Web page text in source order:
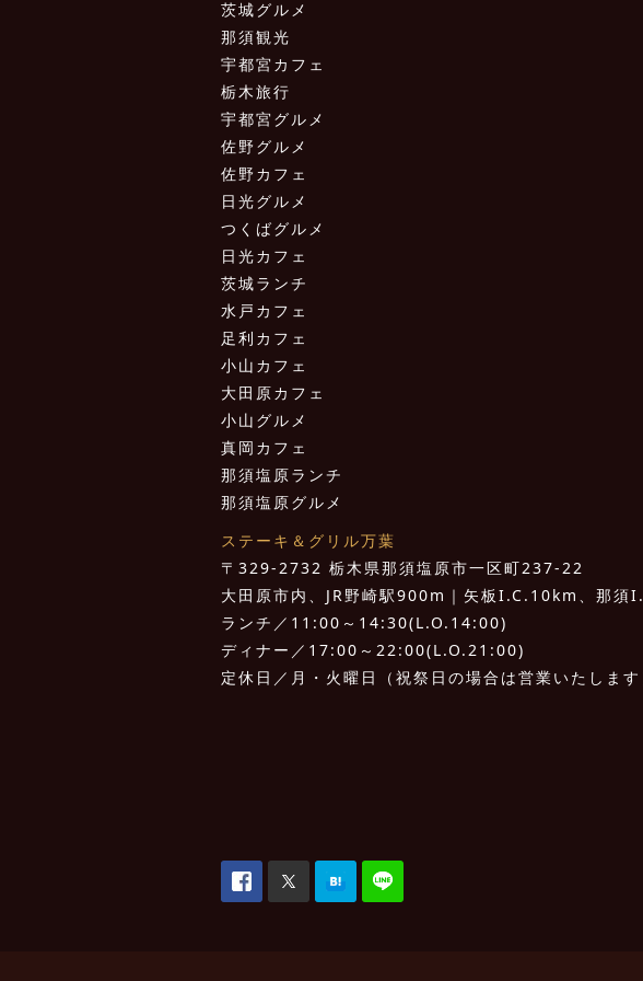
茨城グルメ
那須観光
宇都宮カフェ
栃木旅行
宇都宮グルメ
佐野グルメ
佐野カフェ
日光グルメ
つくばグルメ
日光カフェ
茨城ランチ
水戸カフェ
足利カフェ
小山カフェ
大田原カフェ
小山グルメ
真岡カフェ
那須塩原ランチ
那須塩原グルメ
ステーキ＆グリル万葉
〒329-2732 栃木県那須塩原市一区町237-22
大田原市内、JR野崎駅900m｜矢板I.C.10km、那
ランチ／11:00～14:30(L.O.14:00)
ディナー／17:00～22:00(L.O.21:00)
定休日／月・火曜日（祝祭日の場合は営業いたします